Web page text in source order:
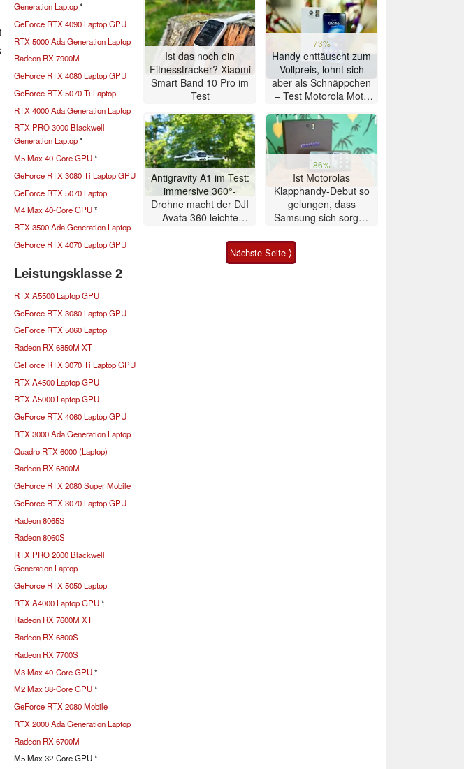
Generation Laptop*
GeForce RTX 4090 Laptop GPU
RTX 5000 Ada Generation Laptop
Radeon RX 7900M
GeForce RTX 4080 Laptop GPU
GeForce RTX 5070 Ti Laptop
RTX 4000 Ada Generation Laptop
RTX PRO 3000 Blackwell
Generation Laptop*
M5 Max 40-Core GPU*
GeForce RTX 3080 Ti Laptop GPU
GeForce RTX 5070 Laptop
M4 Max 40-Core GPU*
RTX 3500 Ada Generation Laptop
GeForce RTX 4070 Laptop GPU
Leistungsklasse 2
RTX A5500 Laptop GPU
GeForce RTX 3080 Laptop GPU
GeForce RTX 5060 Laptop
Radeon RX 6850M XT
GeForce RTX 3070 Ti Laptop GPU
RTX A4500 Laptop GPU
RTX A5000 Laptop GPU
GeForce RTX 4060 Laptop GPU
RTX 3000 Ada Generation Laptop
Quadro RTX 6000 (Laptop)
Radeon RX 6800M
GeForce RTX 2080 Super Mobile
GeForce RTX 3070 Laptop GPU
Radeon 8065S
Radeon 8060S
RTX PRO 2000 Blackwell
Generation Laptop
GeForce RTX 5050 Laptop
RTX A4000 Laptop GPU*
Radeon RX 7600M XT
Radeon RX 6800S
Radeon RX 7700S
M3 Max 40-Core GPU*
M2 Max 38-Core GPU*
GeForce RTX 2080 Mobile
RTX 2000 Ada Generation Laptop
Radeon RX 6700M
M5 Max 32-Core GPU *
Ist das noch ein
Fitnesstracker? Xiaomi
Smart Band 10 Pro im
Test
73%
Handy enttäuscht zum
Vollpreis, lohnt sich
aber als Schnäppchen
– Test Motorola Moto
Antigravity A1 im Test:
immersive 360°-
Drohne macht der DJI
Avata 360 leichte
86%
Ist Motorolas
Klapphandy-Debut so
gelungen, dass
Samsung sich sorgen
Smartphone im Test
Nächste Seite ⟩